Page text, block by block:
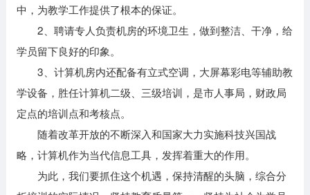
中，为教学工作提供了根本的保证。
2、聘请专人负责机房的环境卫生，做到整洁、干净，给
学员留下良好的印象。
3、计算机房内还配备有立式空调，大屏幕彩电等辅助教
学设备，胜任计算机二级、三级培训，是市人事局，财政局
定点的培训点和考核点。
随着改革开放的不断深入和国家大力实施科技兴国战
略，计算机作为当代信息工具，发挥着重大的作用。
为此，我们要抓住这个机遇，保持清醒的头脑，综合分